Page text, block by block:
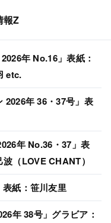
報Z
年 No.16」表紙：
etc.
2026年 36・37号」表
年 No.36・37」表
（LOVE CHANT）
表紙：笹川友里
年 38号」グラビア：